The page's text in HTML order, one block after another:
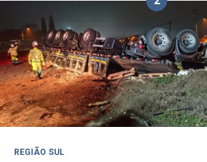
REGIÃO SUL